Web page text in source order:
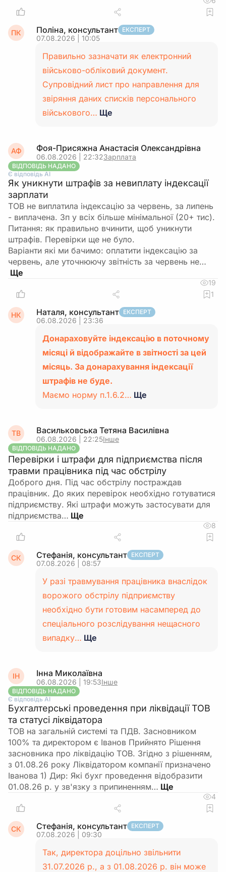
Усі ці документи разом утворюють послідовний
ланцюг «купівля пального – фактичні поїздки –
господарська мета – акт списання», який і
ПК Поліна, консультант ЕКСПЕРТ
07.08.2026 | 10:05
Правильно зазначати як електронний
військово-обліковий документ.
Супровідний лист про направлення для
звіряння даних списків персонального
військового… Ще
АФ Фоя-Присяжна Анастасія Олександрівна
06.08.2026 | 22:32Зарплата
ВІДПОВІДЬ НАДАНО
Є відповідь АІ
Як уникнути штрафів за невиплату індексації
зарплати
ТОВ не виплатила індексацію за червень, за липень
- виплачена. Зп у всіх більше мінімальної (20+ тис).
Питання: як правильно вчинити, щоб уникнути
штрафів. Перевірки ще не було.
Варіанти які ми бачимо: оплатити індексацію за
червень, але уточнюючу звітність за червень не…
19
1
НК Наталя, консультант ЕКСПЕРТ
06.08.2026 | 23:36
Донараховуйте індексацію в поточному
місяці й відображайте в звітності за цей
місяць. За донарахування індексації
штрафів не буде.
Маємо норму п.1.6.2… Ще
ТВ Васильковська Тетяна Василiвна
06.08.2026 | 22:25Інше
ВІДПОВІДЬ НАДАНО
Перевірки і штрафи для підприємства після
травми працівника під час обстрілу
Доброго дня. Під час обстрілу постраждав
працівник. До яких перевірок необхідно готуватися
підприємству. Які штрафи можуть застосувати для
підприємства…
8
СК Стефанія, консультант ЕКСПЕРТ
07.08.2026 | 08:57
У разі травмування працівника внаслідок
ворожого обстрілу підприємству
необхідно бути готовим насамперед до
спеціального розслідування нещасного
випадку… Ще
ІН Інна Миколаївна
06.08.2026 | 19:53Інше
ВІДПОВІДЬ НАДАНО
Є відповідь АІ
Бухгалтерські проведення при ліквідації ТОВ
та статусі ліквідатора
ТОВ на загальній системі та ПДВ. Засновником
100% та директором є Іванов Прийнято Рішення
засновника про ліквідацію ТОВ. Згідно з рішенням,
з 01.08.26 року Ліквідатором компанії призначено
Іванова 1) Дир: Які бухг проведення відобразити
01.08.26 р. у зв'язку з припиненням…
4
СК Стефанія, консультант ЕКСПЕРТ
07.08.2026 | 09:30
Так, директора доцільно звільнити
31.07.2026 р., а з 01.08.2026 р. він може